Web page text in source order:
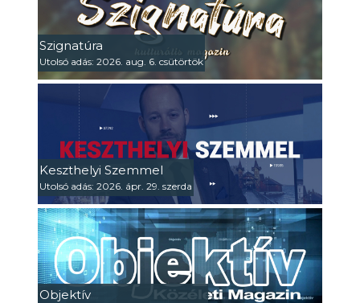
Szignatúra
Utolsó adás: 2026. aug. 6. csütörtök
Keszthelyi Szemmel
Utolsó adás: 2026. ápr. 29. szerda
Objektív